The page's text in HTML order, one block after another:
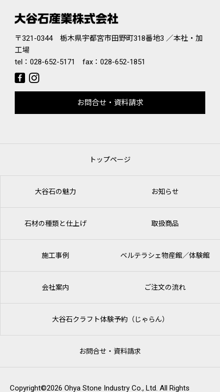
〒321-0344 栃木県宇都宮市田野町318番地3 ／本社・加
工場
tel： 028-652-5171 fax：028-652-1851
お問合せ・資料請求
トップページ
大谷石の魅力 お知らせ
石材の種類と仕上げ 取扱商品
施工事例 ベルテラシェ物産館／体験館
会社案内 ご注文の流れ
大谷石クラフト体験予約（じゃらん）
お問合せ・資料請求
Copyright©2026 Ohya Stone Industry Co., Ltd. All Rights